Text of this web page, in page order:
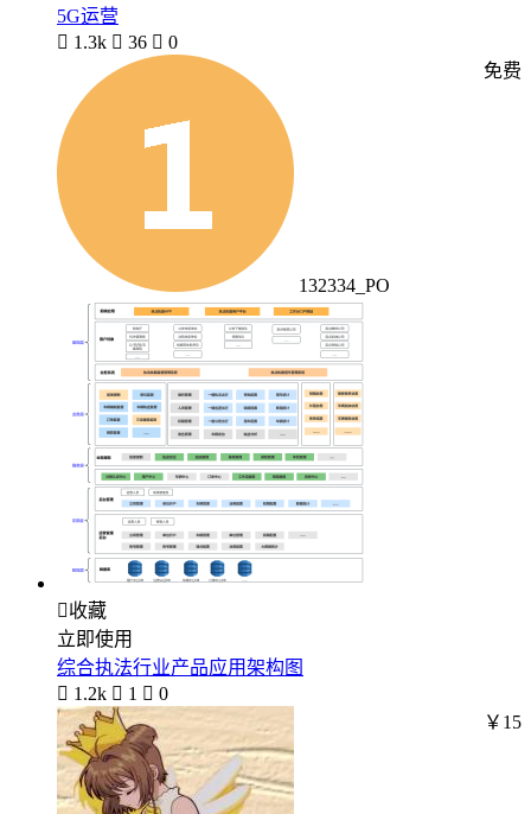
5G运营
 1.3k  36  0
132334_PO
免费
收藏
立即使用
综合执法行业产品应用架构图
 1.2k  1  0
￥15